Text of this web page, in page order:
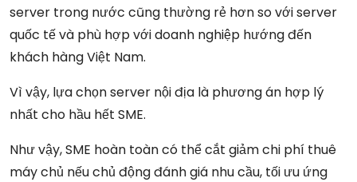
server trong nước cũng thường rẻ hơn so với server
quốc tế và phù hợp với doanh nghiệp hướng đến
khách hàng Việt Nam.
Vì vậy, lựa chọn server nội địa là phương án hợp lý
nhất cho hầu hết SME.
Như vậy, SME hoàn toàn có thể cắt giảm chi phí thuê
máy chủ nếu chủ động đánh giá nhu cầu, tối ưu ứng